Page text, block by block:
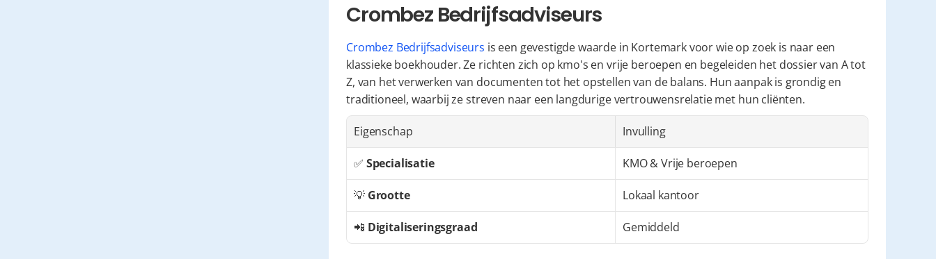
Crombez Bedrijfsadviseurs
Crombez Bedrijfsadviseurs is een gevestigde waarde in Kortemark voor wie op zoek is naar een
klassieke boekhouder. Ze richten zich op kmo's en vrije beroepen en begeleiden het dossier van A tot
Z, van het verwerken van documenten tot het opstellen van de balans. Hun aanpak is grondig en
traditioneel, waarbij ze streven naar een langdurige vertrouwensrelatie met hun cliënten.
Eigenschap Invulling
✅ Specialisatie KMO & Vrije beroepen
💡 Grootte Lokaal kantoor
📲 Digitaliseringsgraad Gemiddeld